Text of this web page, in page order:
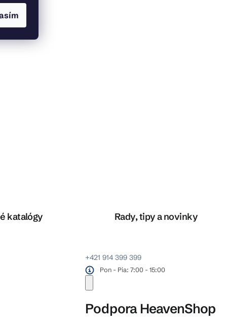
katalógy Rady, tipy a novinky
+421 914 399 399
Pon - Pia: 7:00 - 15:00
Podpora HeavenShop